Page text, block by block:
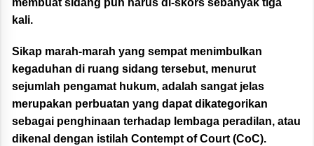
kali.
Sikap marah-marah yang sempat menimbulkan
kegaduhan di ruang sidang tersebut, menurut
sejumlah pengamat hukum, adalah sangat jelas
merupakan perbuatan yang dapat dikategorikan
sebagai penghinaan terhadap lembaga peradilan, atau
dikenal dengan istilah Contempt of Court (CoC).